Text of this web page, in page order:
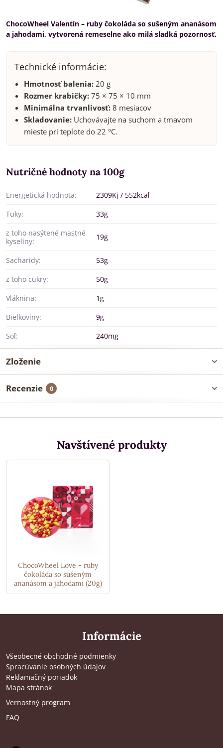
ChocoWheel Valentín – ruby čokoláda so sušeným ananásom
a jahodami, vytvorená remeselne ako milá sladká pozornosť.
Technické informácie:
Hmotnosť balenia: 20 g
Rozmer krabičky: 75 × 75 × 10 mm
Minimálna trvanlivosť: 8 mesiacov
Skladovanie: Uchovávajte na suchom a tmavom
mieste pri teplote do 22 °C.
Nutričné hodnoty na 100g
Energetická hodnota:
2309Kj / 552kcal
Tuky:
33g
z toho nasýtené mastné
kyseliny:
19g
Sacharidy:
53g
z toho cukry:
50g
Vláknina:
1g
Bielkoviny:
9g
Soľ:
240mg
Zloženie
Recenzie 0
Navštívené produkty
ChocoWheel Love - ruby
čokoláda so sušeným
ananásom a jahodami (20g)
Informácie
Všeobecné obchodné podmienky
Spracúvanie osobných údajov
Reklamačný poriadok
Mapa stránok
Vernostný program
FAQ